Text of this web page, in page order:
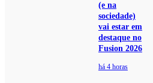
(e na
sociedade)
vai estar em
destaque no
Fusion 2026
há 4 horas